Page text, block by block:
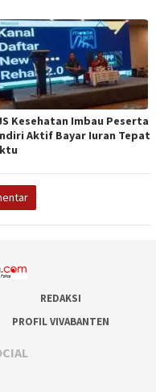
Kesehatan Imbau Peserta
Aktif Bayar Iuran Tepat
REDAKSI
PROFIL VIVABANTEN